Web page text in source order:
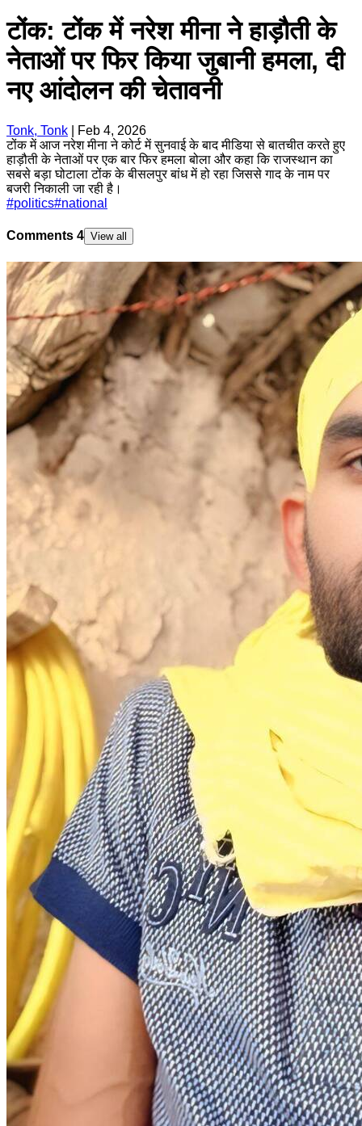
टोंक: टोंक में नरेश मीना ने हाड़ौती के
नेताओं पर फिर किया जुबानी हमला, दी
नए आंदोलन की चेतावनी
Tonk, Tonk
Feb 4, 2026
टोंक में आज नरेश मीना ने कोर्ट में सुनवाई के बाद मीडिया से बातचीत करते हुए
हाड़ौती के नेताओं पर एक बार फिर हमला बोला और कहा कि राजस्थान का
सबसे बड़ा घोटाला टोंक के बीसलपुर बांध में हो रहा जिससे गाद के नाम पर
बजरी निकाली जा रही है।
#politics#national
Comments 4 View all